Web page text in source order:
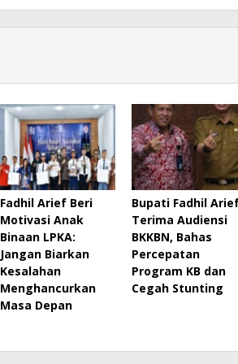
Fadhil Arief Beri
Motivasi Anak
Binaan LPKA:
Jangan Biarkan
Kesalahan
Menghancurkan
Masa Depan
Bupati Fadhil
Terima Audiensi
BKKBN, Bahas
Percepatan
Program KB dan
Cegah Stunting